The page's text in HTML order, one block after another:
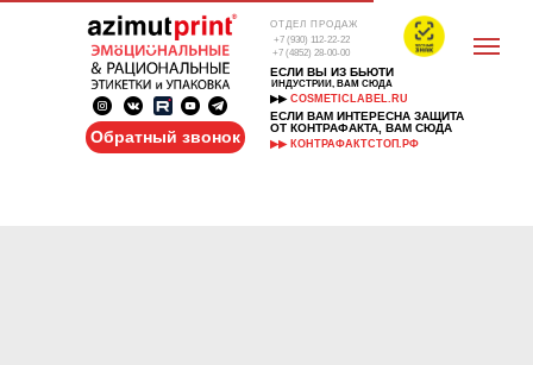
+7 (4852) 28-00-00
Обратный звонок
+7 (930) 112-22-22
ОТДЕЛ ПРОДАЖ
ИНДУСТРИИ, ВАМ СЮДА
ЕСЛИ ВЫ ИЗ БЬЮТИ
▶▶ COSMETICLABEL.RU
ЕСЛИ ВАМ ИНТЕРЕСНА ЗАЩИТА
ОТ КОНТРАФАКТА, ВАМ СЮДА
▶▶ КОНТРАФАКТСТОП.РФ